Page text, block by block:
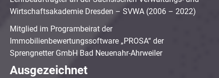
Wirtschaftsakademie Dresden – SVWA (2006 – 2022)
Mitglied im Programbeirat der
Immobilienbewertungssoftware „PROSA“ der
Sprengnetter GmbH Bad Neuenahr-Ahrweiler
Ausgezeichnet